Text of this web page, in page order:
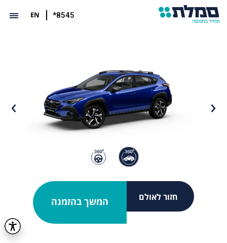
*8545
EN
חזור לאולם המשך בהזמנה